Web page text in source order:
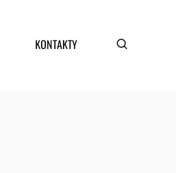
KONTAKTY